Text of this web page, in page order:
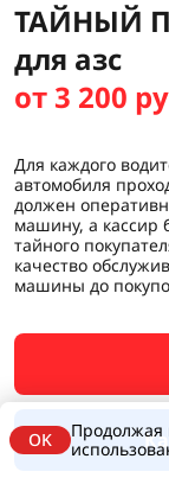
ТАЙНЫЙ
для азс
от 3 200
Для каждого
автомобиля
должен
машину, а кассир
тайного
качество
машины до
OK
Продолжая